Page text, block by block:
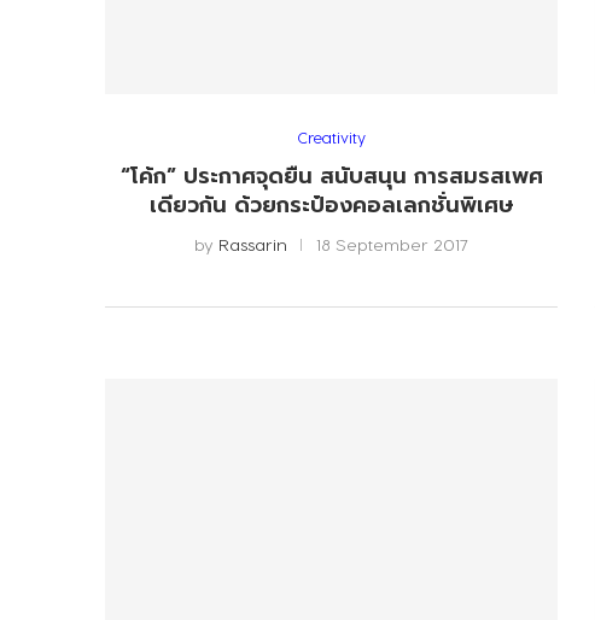
Creativity
“โค้ก” ประกาศจุดยืน สนับสนุน การสมรสเพศ
เดียวกัน ด้วยกระป๋องคอลเลกชั่นพิเศษ
by Rassarin 18 September 2017